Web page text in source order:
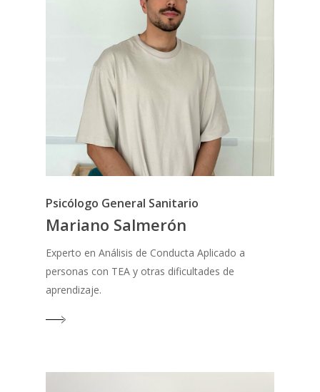
Psicólogo General Sanitario
Mariano Salmerón
Experto en Análisis de Conducta Aplicado a
personas con TEA y otras dificultades de
aprendizaje.